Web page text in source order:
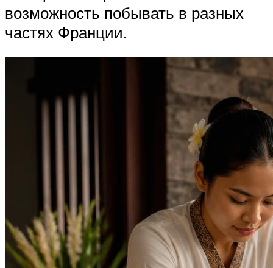
возможность побывать в разных
частях Франции.